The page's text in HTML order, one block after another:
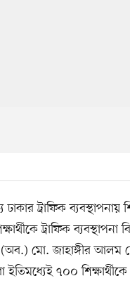
ট্রাফিক
ট্রাফিক ব্যবস্থাপনা
মো. জাহাঙ্গীর আলম
৭০০ শিক্ষার্থীকে